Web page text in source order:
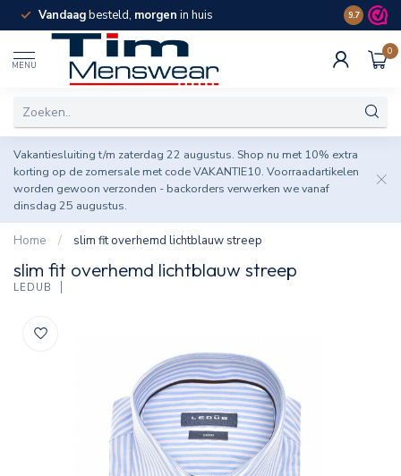
Vandaagbesteld, morgen in huis Spaar
9.7
MENU
0
Vakantiesluiting t/m zaterdag 22 augustus. Shop nu met 10% extra
korting op de zomersale met code VAKANTIE10. Voorraadartikelen
worden gewoon verzonden - backorders verwerken we vanaf
dinsdag 25 augustus.
Home / slim fit overhemd lichtblauw streep
slim fit overhemd lichtblauw streep
LEDÛB